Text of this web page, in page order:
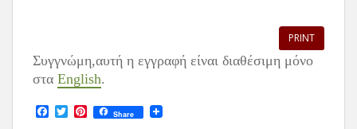
PRINT
Συγγνώμη,αυτή η εγγραφή είναι διαθέσιμη μόνο
στα English.
T P Share